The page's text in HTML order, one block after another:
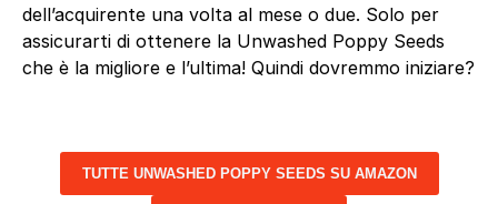
dell’acquirente una volta al mese o due. Solo per
assicurarti di ottenere la Unwashed Poppy Seeds
che è la migliore e l’ultima! Quindi dovremmo iniziare?
TUTTE UNWASHED POPPY SEEDS SU AMAZON